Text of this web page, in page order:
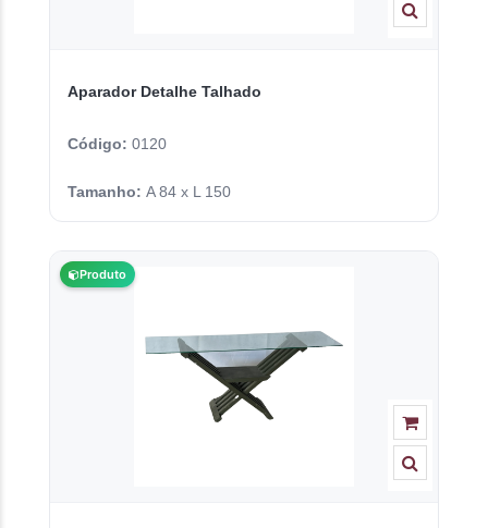
Aparador Detalhe Talhado
Código: 0120
Tamanho: A 84 x L 150
Produto